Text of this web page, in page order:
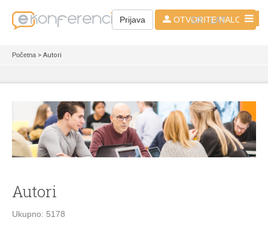
Prijava OTVORITE NALOG
SR - LAT
Početna > Autori
Autori
Ukupno: 5178